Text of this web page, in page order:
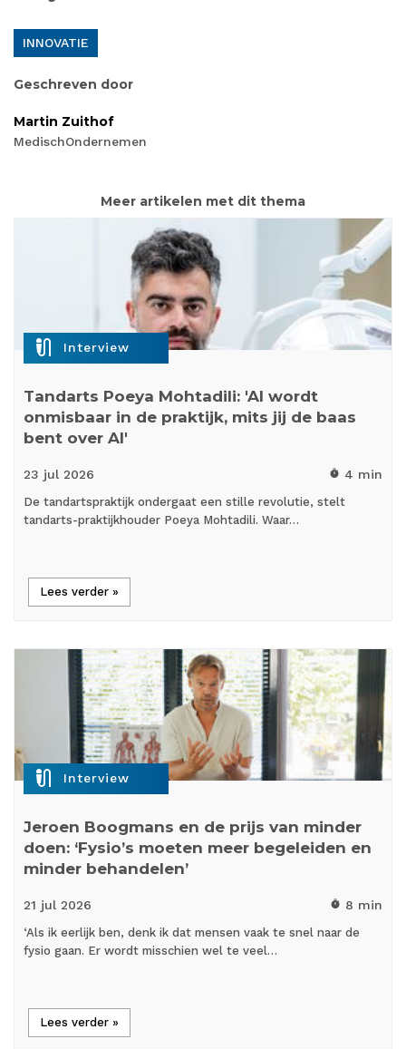
INNOVATIE
Geschreven door
Martin Zuithof
MedischOndernemen
Meer artikelen met dit thema
mic_external_on Interview
Tandarts Poeya Mohtadili: 'AI wordt
onmisbaar in de praktijk, mits jij de baas
bent over AI'
23 jul 2026 timer 4 min
De tandartspraktijk ondergaat een stille revolutie, stelt
tandarts-praktijkhouder Poeya Mohtadili. Waar…
Lees verder »
mic_external_on Interview
Jeroen Boogmans en de prijs van minder
doen: ‘Fysio’s moeten meer begeleiden en
minder behandelen’
21 jul 2026 timer 8 min
‘Als ik eerlijk ben, denk ik dat mensen vaak te snel naar de
fysio gaan. Er wordt misschien wel te veel…
Lees verder »